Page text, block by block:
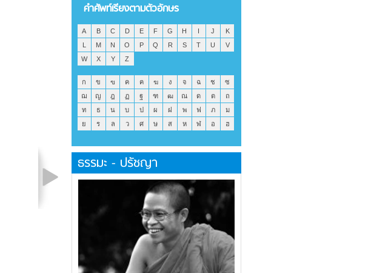
คำศัพท์เรียงตามตัวอักษร
A B C D E F G H I J
K
L
M N O P Q R S T U
V
W
X Y Z
ก ข ฃ ค ฅ ฆ ง จ ฉ ช
ซ
ฌ
ญ ฎ ฏ ฐ ฑ ฒ ณ ด ต
ถ
ท
ธ น บ ป ผ ฝ พ ฟ ภ
ม
ย
ร ล ว ศ ษ ส ห ฬ อ ฮ
ธรรมะ - ปรัชญา